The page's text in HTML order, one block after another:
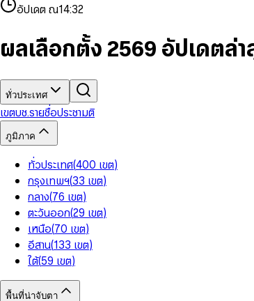
9 9
5
7
8
993
5
6
8
9
84
6
7
9
3
5
6
8
9
7
9
อัปเดต ณ14:32
ผลเลือกตั้ง 2569 อัปเดตล่
ทั่วประเทศ
เขตบช.รายชื่อประชามติ
ภูมิภาค
ทั่วประเทศ(400 เขต)
กรุงเทพฯ(33 เขต)
กลาง(76 เขต)
ตะวันออก(29 เขต)
เหนือ(70 เขต)
อีสาน(133 เขต)
ใต้(59 เขต)
พื้นที่น่าจับตา